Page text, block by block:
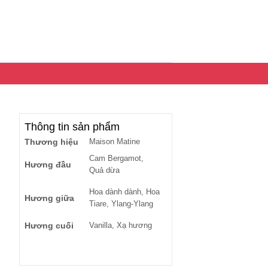
Thông tin sản phẩm
Thương hiệu Maison Matine
Hương đầu
Cam Bergamot,
Quả dừa
Hương giữa
Hoa dành dành, Hoa
Tiare, Ylang-Ylang
Hương cuối Vanilla, Xạ hương